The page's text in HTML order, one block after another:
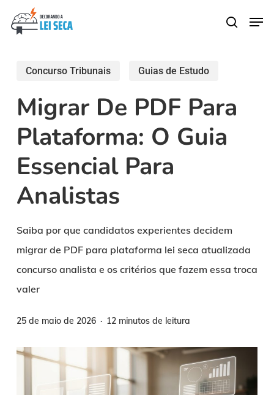
content
search
Concurso Tribunais Guias de Estudo
Migrar De PDF Para
Plataforma: O Guia
Essencial Para
Analistas
Saiba por que candidatos experientes decidem
migrar de PDF para plataforma lei seca atualizada
concurso analista e os critérios que fazem essa troca
valer
25 de maio de 2026 12 minutos de leitura